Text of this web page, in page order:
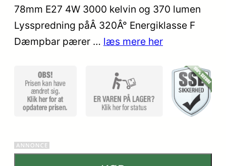
baseret
kundebed
ømmels
78mm E27 4W 3000 kelvin og 370 lumen
Lysspredning påÂ 320Â° Energiklasse F
Dæmpbar pærer … læs mere her